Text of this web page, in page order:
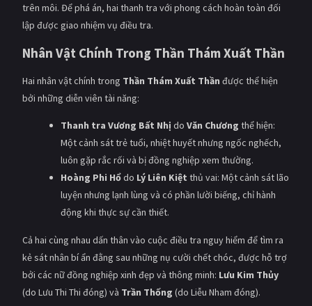
CẬP NHẬT
PHIM MỚI
PHIM BỘ
PHIM CHIẾU RẠP
TUYỂN TẬP PHIM
trên môi. Để phá án, hai thanh tra với phong cách hoàn toàn đối
lập được giao nhiệm vụ điều tra.
Nhân Vật Chính Trong Thần Thám Xuất Thần
Hai nhân vật chính trong Thần Thám Xuất Thần được thể hiện
bởi những diễn viên tài năng:
Thanh tra Vương Bất Nhị do Văn Chương thể hiện:
Một cảnh sát trẻ tuổi, nhiệt huyết nhưng ngốc nghếch,
luôn gặp rắc rối và bị đồng nghiệp xem thường.
Hoàng Phi Hổdo Lý Liên Kiệt thủ vai: Một cảnh sát lão
luyện nhưng lạnh lùng và có phần lười biếng, chỉ hành
động khi thực sự cần thiết.
Cả hai cùng nhau dấn thân vào cuộc điều tra nguy hiểm để tìm ra
kẻ sát nhân bí ẩn đằng sau những nụ cười chết chóc, được hỗ trợ
bởi các nữ đồng nghiệp xinh đẹp và thông minh: Lưu Kim Thủy
(do Lưu Thi Thi đóng) và Trần Thống (do Liễu Nham đóng).